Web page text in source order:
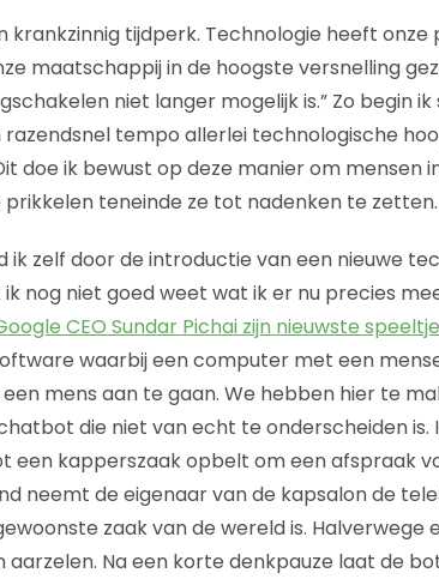
krankzinnig tijdperk. Technologie heeft onze
maatschappij in de hoogste versnelling
niet langer mogelijk is.” Zo begin
razendsnel tempo allerlei technologische
doe ik bewust op deze manier om mensen
prikkelen teneinde ze tot nadenken te zetten.
ik zelf door de introductie van een nieuwe
nog niet goed weet wat ik er nu precies
CEO Sundar Pichai zijn nieuwste speeltje
waarbij een computer met een
mens aan te gaan. We hebben hier te
die niet van echt te onderscheiden is.
een kapperszaak opbelt om een afspraak
neemt de eigenaar van de kapsalon de
zaak van de wereld is. Halverwege
aarzelen. Na een korte denkpauze laat de